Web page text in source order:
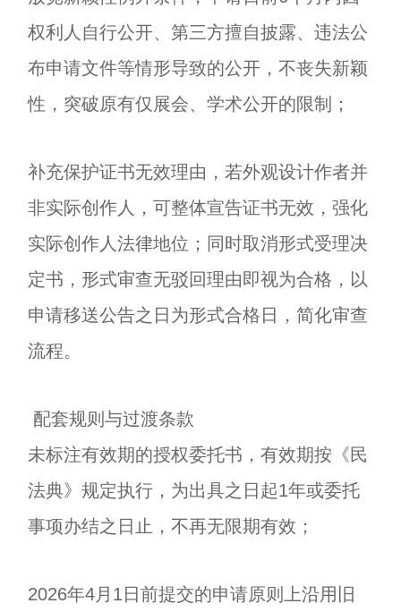
权利人自行公开、第三方擅自披露、违法公
布申请文件等情形导致的公开，不丧失新颖
性，突破原有仅展会、学术公开的限制；
补充保护证书无效理由，若外观设计作者并
非实际创作人，可整体宣告证书无效，强化
实际创作人法律地位；同时取消形式受理决
定书，形式审查无驳回理由即视为合格，以
申请移送公告之日为形式合格日，简化审查
流程。
配套规则与过渡条款
未标注有效期的授权委托书，有效期按《民
法典》规定执行，为出具之日起1年或委托
事项办结之日止，不再无限期有效；
2026年4月1日前提交的申请原则上沿用旧